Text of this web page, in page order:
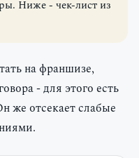
Ниже - чек-лист из
на франшизе,
- для этого есть
же отсекает слабые